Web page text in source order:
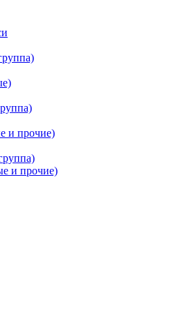
и прочие)
и прочие)